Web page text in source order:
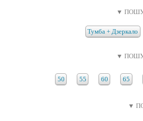
▼
Тумба + Дзеркало
▼
50 55 60 65
▼